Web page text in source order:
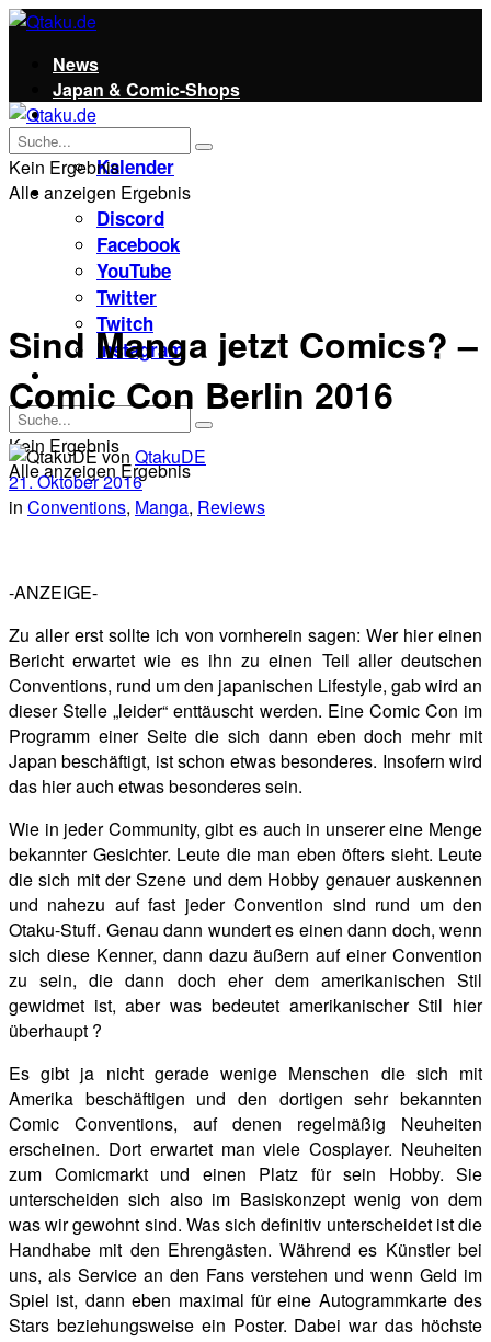
News
Japan & Comic-Shops
Qtaku
Kalender
Social
Discord
Facebook
YouTube
Twitter
Twitch
Instagram
Kein Ergebnis
Alle anzeigen Ergebnis
Kein Ergebnis
Alle anzeigen Ergebnis
Sind Manga jetzt Comics? –
Comic Con Berlin 2016
von QtakuDE
21. Oktober 2016
in Conventions, Manga, Reviews
-ANZEIGE-
Zu aller erst sollte ich von vornherein sagen: Wer hier einen
Bericht erwartet wie es ihn zu einen Teil aller deutschen
Conventions, rund um den japanischen Lifestyle, gab wird an
dieser Stelle „leider“ enttäuscht werden. Eine Comic Con im
Programm einer Seite die sich dann eben doch mehr mit
Japan beschäftigt, ist schon etwas besonderes. Insofern wird
das hier auch etwas besonderes sein.
Wie in jeder Community, gibt es auch in unserer eine Menge
bekannter Gesichter. Leute die man eben öfters sieht. Leute
die sich mit der Szene und dem Hobby genauer auskennen
und nahezu auf fast jeder Convention sind rund um den
Otaku-Stuff. Genau dann wundert es einen dann doch, wenn
sich diese Kenner, dann dazu äußern auf einer Convention
zu sein, die dann doch eher dem amerikanischen Stil
gewidmet ist, aber was bedeutet amerikanischer Stil hier
überhaupt ?
Es gibt ja nicht gerade wenige Menschen die sich mit
Amerika beschäftigen und den dortigen sehr bekannten
Comic Conventions, auf denen regelmäßig Neuheiten
erscheinen. Dort erwartet man viele Cosplayer. Neuheiten
zum Comicmarkt und einen Platz für sein Hobby. Sie
unterscheiden sich also im Basiskonzept wenig von dem
was wir gewohnt sind. Was sich definitiv unterscheidet ist die
Handhabe mit den Ehrengästen. Während es Künstler bei
uns, als Service an den Fans verstehen und wenn Geld im
Spiel ist, dann eben maximal für eine Autogrammkarte des
Stars beziehungsweise ein Poster. Dabei war das höchste